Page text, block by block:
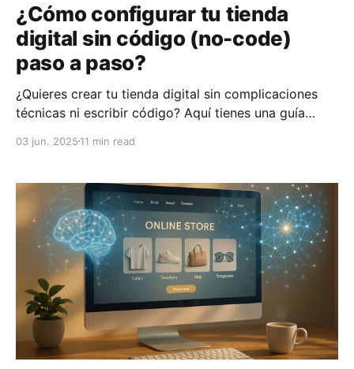
¿Cómo configurar tu tienda
digital sin código (no-code)
paso a paso?
¿Quieres crear tu tienda digital sin complicaciones
técnicas ni escribir código? Aquí tienes una guía
experiencia previa en programación. Las plataformas
permiten diseñar, personalizar y gestionar tu tienda
en línea en minutos. Ventajas clave
03 jun. 2025 11 min read